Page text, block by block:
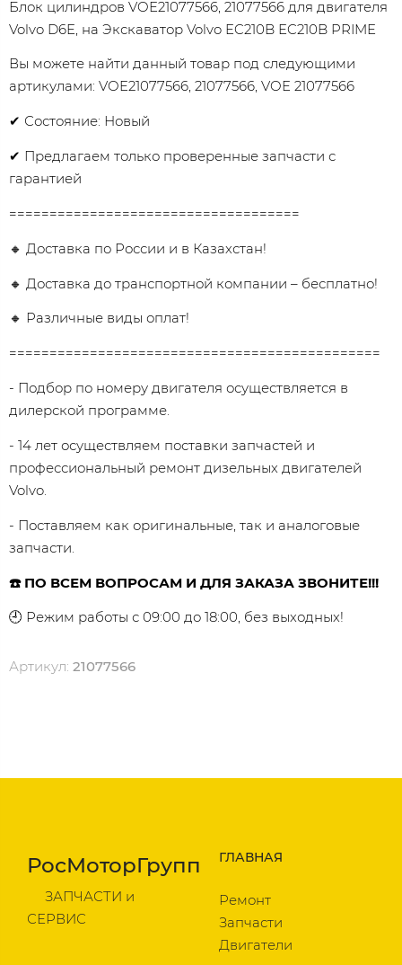
Блок цилиндров VOE21077566, 21077566 для двигателя
Volvo D6E, на Экскаватор Volvo EC210B EC210B PRIME
Вы можете найти данный товар под следующими
артикулами: VOE21077566, 21077566, VOE 21077566
✔ Состояние: Новый
✔ Предлагаем только проверенные запчасти с
гарантией
====================================
🔸 Доставка по России и в Казахстан!
🔸 Доставка до транспортной компании – бесплатно!
🔸 Различные виды оплат!
==============================================
- Подбор по номеру двигателя осуществляется в
дилерской программе.
- 14 лет осуществляем поставки запчастей и
профессиональный ремонт дизельных двигателей
Volvo.
- Поставляем как оригинальные, так и аналоговые
запчасти.
☎️ ПО ВСЕМ ВОПРОСАМ И ДЛЯ ЗАКАЗА ЗВОНИТЕ!!!
🕘 Режим работы с 09:00 до 18:00, без выходных!
Артикул: 21077566
РосМоторГрупп
ЗАПЧАСТИ и
СЕРВИС
ГЛАВНАЯ
Ремонт
Запчасти
Двигатели